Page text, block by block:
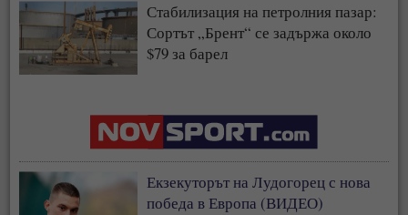
Стабилизация на петролния пазар:
Сортът „Брент“ се задържа около
$79 за барел
Екзекуторът на Лудогорец с нова
победа в Европа (ВИДЕО)